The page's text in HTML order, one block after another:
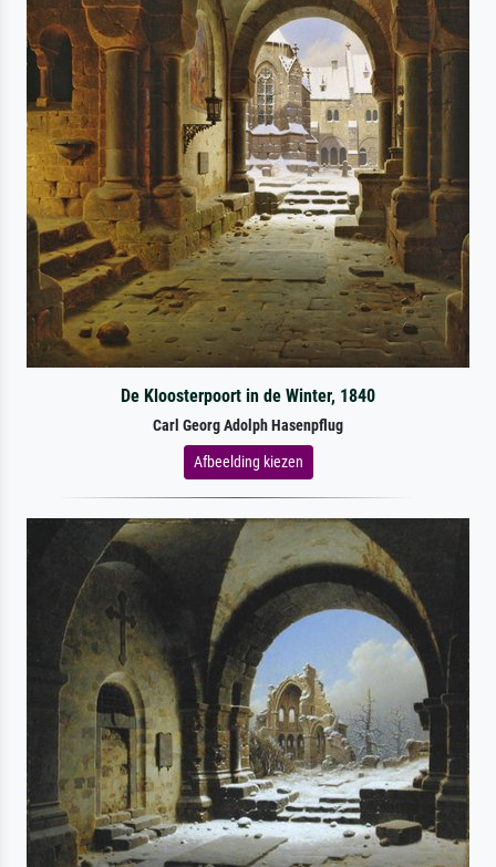
De Kloosterpoort in de Winter, 1840
Carl Georg Adolph Hasenpflug
Afbeelding kiezen